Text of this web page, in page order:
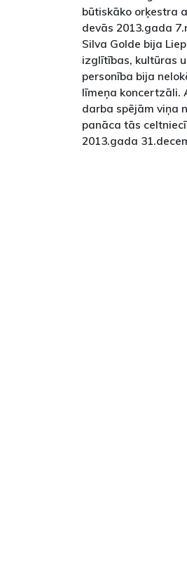
būtiskāko orķestra
devās 2013.gada
Silva Golde bija
izglītības, kultūras
personība bija
līmeņa koncertzāli.
darba spējām viņa
panāca tās
2013.gada